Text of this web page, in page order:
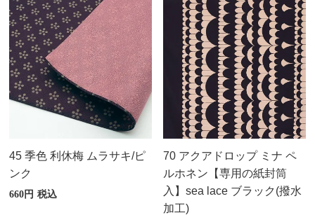
45 季色 利休梅 ムラサキ/ピ
ンク
660 税込
70 アクアドロップ ミナ ペ
ルホネン【専用の紙封筒
入】sea lace ブラック(撥水
加工)